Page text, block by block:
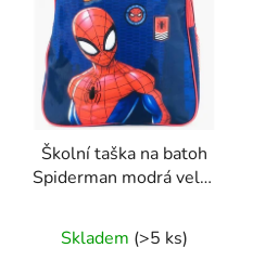
Školní taška na batoh
Spiderman modrá velká
Skladem (>5 ks)